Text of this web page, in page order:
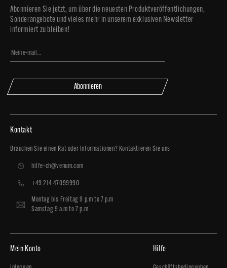
Abonnieren Sie jetzt, um über die neuesten Produktveröffentlichungen,
Sonderangebote und vieles mehr in unserem exklusiven Newsletter
informiert zu bleiben!
Abonnieren
Kontakt
Brauchen Sie einen Rat oder Informationen? Kontaktieren Sie uns
hilfe-ch@venum.com
+49 214 47099990
Montag bis Freitag 9 p.m to 7 p.m
Samstag 9 a.m to 7 p.m
Mein Konto Hilfe